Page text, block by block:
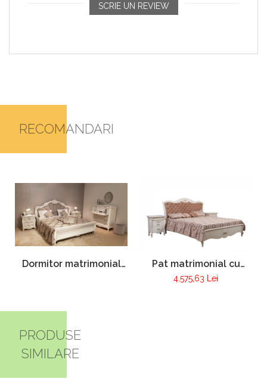
SCRIE UN REVIEW
RECOMANDARI
Dormitor matrimonial
Pat matrimonial cu
tablie tapitata Pur 200
4.575,63 Lei
PRODUSE
SIMILARE